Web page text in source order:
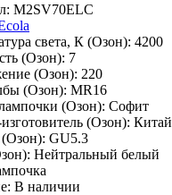
M2SV70ELC
света, К (Озон): 4200
(Озон): 7
(Озон): 220
(Озон): MR16
(Озон): Софит
(Озон): Китай
GU5.3
Нейтральный белый
В наличии